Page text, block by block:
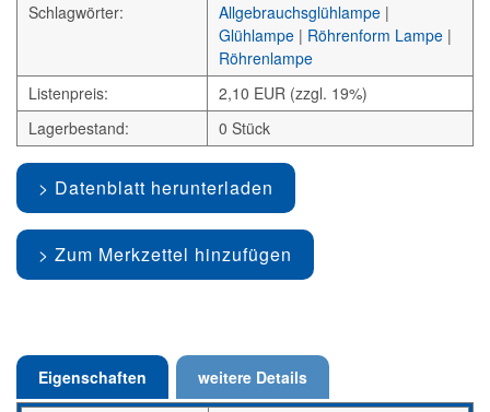
Schlagwörter: Allgebrauchsglühlampe |
Glühlampe | Röhrenform Lampe |
Röhrenlampe
Listenpreis:
2,10 EUR (zzgl. 19%)
Lagerbestand:
0 Stück
Datenblatt herunterladen
Zum Merkzettel hinzufügen
Eigenschaften weitere Details